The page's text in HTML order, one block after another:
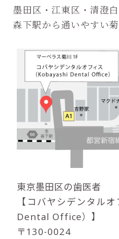
墨田区・江東区・清澄白
森下駅から通いやすい
東京墨田区の歯医者
【コバヤシデンタル
Dental Office）】
〒130-0024